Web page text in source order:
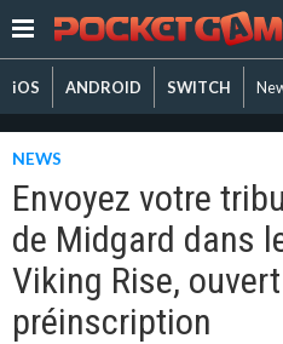
iOS ANDROID SWITCH
NEWS
Envoyez votre
de Midgard dans
Viking Rise,
préinscription